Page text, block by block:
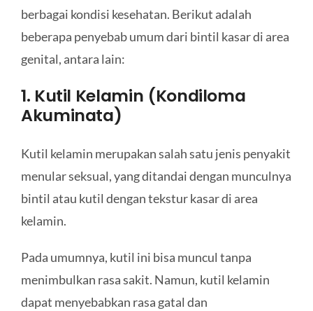
berbagai kondisi kesehatan. Berikut adalah
beberapa penyebab umum dari bintil kasar di area
genital, antara lain:
1. Kutil Kelamin (Kondiloma
Akuminata)
Kutil kelamin merupakan salah satu jenis penyakit
menular seksual, yang ditandai dengan munculnya
bintil atau kutil dengan tekstur kasar di area
kelamin.
Pada umumnya, kutil ini bisa muncul tanpa
menimbulkan rasa sakit. Namun, kutil kelamin
dapat menyebabkan rasa gatal dan